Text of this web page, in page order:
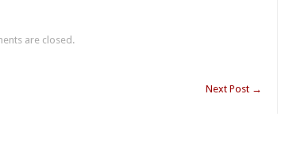
are closed.
Next Post →